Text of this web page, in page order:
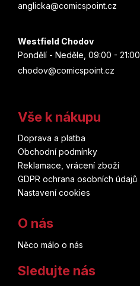
anglicka@comicspoint.cz
Westfield Chodov
Pondělí - Neděle, 09:00 - 21:00
chodov@comicspoint.cz
Vše k nákupu
Doprava a platba
Obchodní podmínky
Reklamace, vrácení zboží
GDPR ochrana osobních údajů
Nastavení cookies
O nás
Něco málo o nás
Sledujte nás